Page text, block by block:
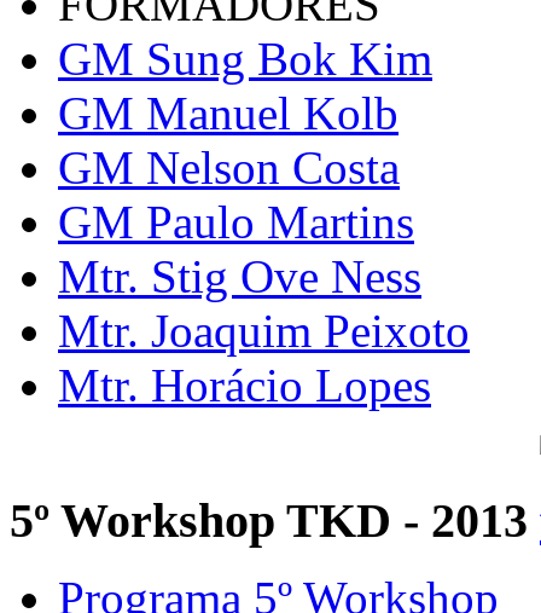
GM Sung Bok Kim
GM Manuel Kolb
GM Nelson Costa
GM Paulo Martins
Mtr. Stig Ove Ness
Mtr. Joaquim Peixoto
Mtr. Horácio Lopes
5º Workshop TKD - 2013
Programa 5º Workshop